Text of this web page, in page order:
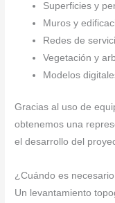
Superficies y
Muros y
Redes de
Vegetación y
Modelos
Gracias al uso de
obtenemos una
el desarrollo del
¿Cuándo es
Un levantamiento